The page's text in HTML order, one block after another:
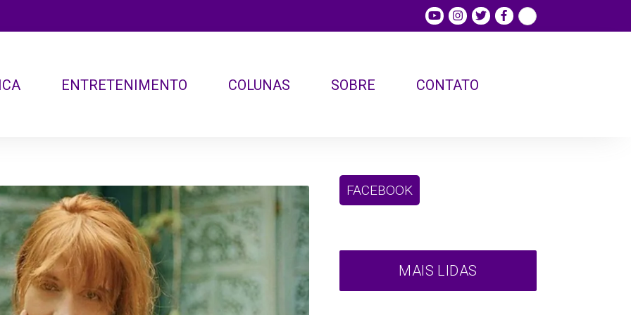
ENTRETENIMENTO COLUNAS SOBRE CONTATO
FACEBOOK
MAIS LIDAS